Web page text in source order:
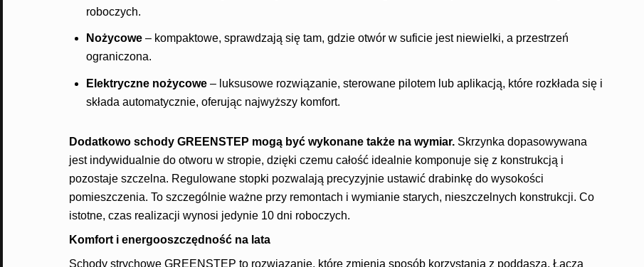
roboczych.
Nożycowe – kompaktowe, sprawdzają się tam, gdzie otwór w suficie jest niewielki, a przestrzeń
ograniczona.
Elektryczne nożycowe – luksusowe rozwiązanie, sterowane pilotem lub aplikacją, które rozkłada się i
składa automatycznie, oferując najwyższy komfort.
Dodatkowo schody GREENSTEP mogą być wykonane także na wymiar. Skrzynka dopasowywana
jest indywidualnie do otworu w stropie, dzięki czemu całość idealnie komponuje się z konstrukcją i
pozostaje szczelna. Regulowane stopki pozwalają precyzyjnie ustawić drabinkę do wysokości
pomieszczenia. To szczególnie ważne przy remontach i wymianie starych, nieszczelnych konstrukcji. Co
istotne, czas realizacji wynosi jedynie 10 dni roboczych.
Komfort i energooszczędność na lata
Schody strychowe GREENSTEP to rozwiązanie, które zmienia sposób korzystania z poddasza. Łączą